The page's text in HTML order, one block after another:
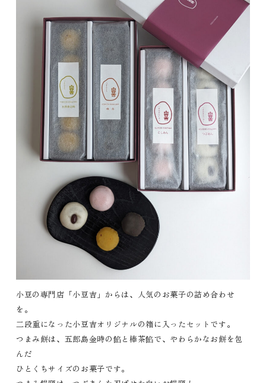
小豆の専門店「小豆吉」からは、人気のお菓子の詰め合わせ
を。
二段重になった小豆吉オリジナルの箱に入ったセットです。
つまみ餅は、五郎島金時の餡と棒茶餡で、やわらかなお餅を包
んだ
ひとくちサイズのお菓子です。